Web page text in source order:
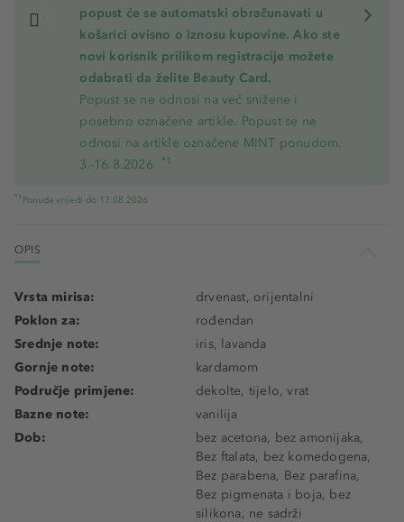
popust će se automatski obračunavati u
košarici ovisno o iznosu kupovine. Ako ste
novi korisnik prilikom registracije možete
odabrati da želite Beauty Card.
Popust se ne odnosi na već snižene i
posebno označene artikle. Popust se ne
odnosi na artikle označene MINT ponudom.
3.-16.8.2026. *1
*1 Ponuda vrijedi do 17.08.2026
OPIS
Vrsta mirisa:
drvenast, orijentalni
Poklon za:
rođendan
Srednje note:
iris, lavanda
Gornje note:
kardamom
Područje primjene:
dekolte, tijelo, vrat
Bazne note:
vanilija
Dob:
bez acetona, bez amonijaka,
Bez ftalata, bez komedogena,
Bez parabena, Bez parafina,
Bez pigmenata i boja, bez
silikona, ne sadrži